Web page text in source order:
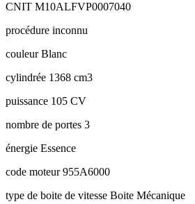
CNIT M10ALFVP0007040
procédure inconnu
couleurBlanc
cylindrée 1368 cm3
puissance 105 CV
nombre de portes 3
énergie Essence
code moteur955A6000
type de boite de vitesse Boite Mécanique